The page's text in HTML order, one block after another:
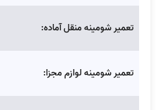
تعمیر شومینه منقل آماده:
تعمیر شومینه لوازم مجزا: